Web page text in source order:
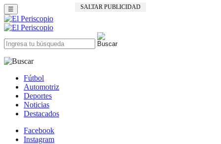
SALTAR PUBLICIDAD
☰
Fútbol
Automotriz
Deportes
Noticias
Destacados
Facebook
Instagram